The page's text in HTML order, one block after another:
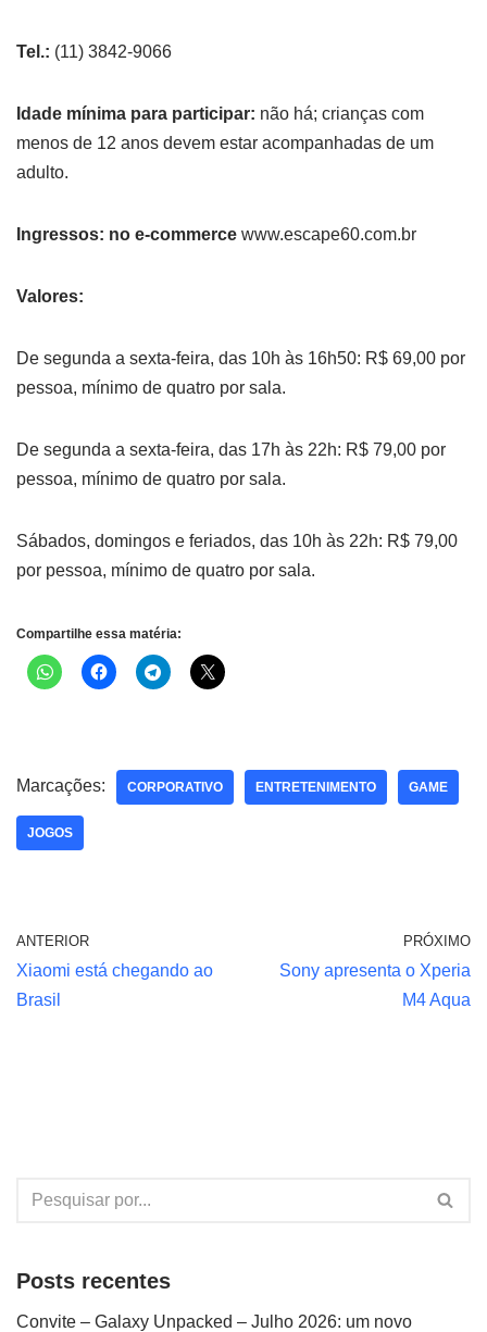
Tel.: (11) 3842-9066
Idade mínima para participar: não há; crianças com
menos de 12 anos devem estar acompanhadas de um
adulto.
Ingressos: no e-commerce www.escape60.com.br
Valores:
De segunda a sexta-feira, das 10h às 16h50: R$ 69,00 por
pessoa, mínimo de quatro por sala.
De segunda a sexta-feira, das 17h às 22h: R$ 79,00 por
pessoa, mínimo de quatro por sala.
Sábados, domingos e feriados, das 10h às 22h: R$ 79,00
por pessoa, mínimo de quatro por sala.
Compartilhe essa matéria:
Marcações: CORPORATIVO ENTRETENIMENTO GAME
JOGOS
ANTERIOR
Xiaomi está chegando ao
Brasil
PRÓXIMO
Sony apresenta o Xperia
M4 Aqua
Posts recentes
Convite – Galaxy Unpacked – Julho 2026: um novo